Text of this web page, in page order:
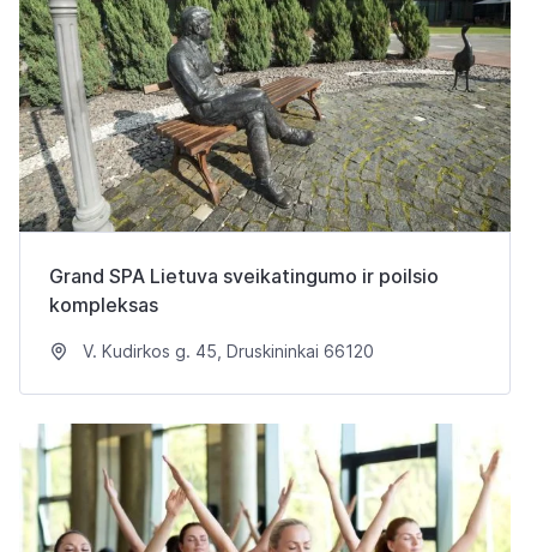
Grand SPA Lietuva sveikatingumo ir poilsio
kompleksas
V. Kudirkos g. 45, Druskininkai 66120